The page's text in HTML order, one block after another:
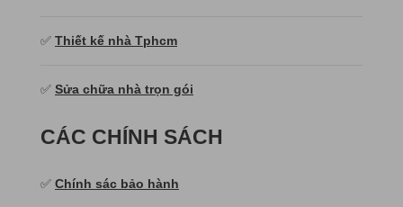
✅ Thiết kế nhà Tphcm
✅ Sửa chữa nhà trọn gói
CÁC CHÍNH SÁCH
✅ Chính sác bảo hành